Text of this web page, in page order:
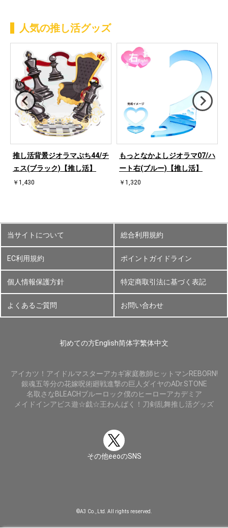
人気の推し活グッズ
推し活背景ジオラマぷち44/チ
ェス(ブラック)【推し活】
￥1,430
もっとなかよしジオラマ07/ハ
ート右(ブルー)【推し活】
￥1,320
当サイトについて 総合利用規約
EC利用規約 ポイントガイドライン
個人情報保護方針 特定商取引法に基づく表記
よくあるご質問 お問い合わせ
初めての方English简体字繁体中文
アイカツ！ アイドルマスターアカギ家庭教師ヒットマンREBORN!
銀魂五等分の花嫁呪術廻戦進撃の巨人 ダイヤのADr.STONE
名取さなBLEACHブルーロック僕のヒーローアカデミア
メイドインアビス遊☆戯☆王わんぱく！刀剣乱舞推し活グッズ
その他eeoのSNS
©A3 Co., Ltd. All rights reserved.